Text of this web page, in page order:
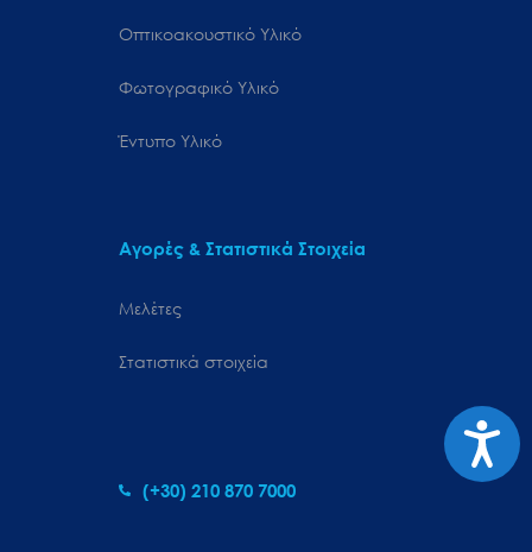
Οπτικοακουστικό Υλικό
Φωτογραφικό Υλικό
Έντυπο Υλικό
Αγορές & Στατιστικά Στοιχεία
Μελέτες
Στατιστικά στοιχεία
(+30) 210 870 7000